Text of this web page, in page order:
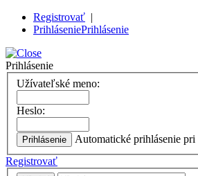
Registrovať |
PrihláseniePrihlásenie
Prihlásenie
Užívateľské meno:
Heslo:
Automatické prihlásenie pri
Registrovať